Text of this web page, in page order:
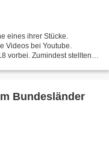
eines ihrer Stücke.
Videos bei Youtube.
vorbei. Zumindest stellten
Bundesländer